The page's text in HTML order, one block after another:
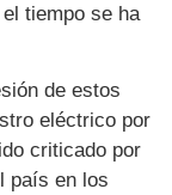
tiempo se ha
de estos
eléctrico por
criticado por
país en los